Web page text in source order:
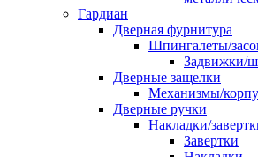
Гардиан
Дверная фурнитура
Шпингалеты/
Задвижки/
Дверные защелки
Механизмы/
Дверные ручки
Накладки/
Завертки